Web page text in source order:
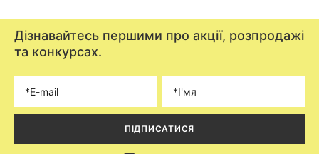
Дізнавайтесь першими про акції, розпродажі
та конкурсах.
ПІДПИСАТИСЯ